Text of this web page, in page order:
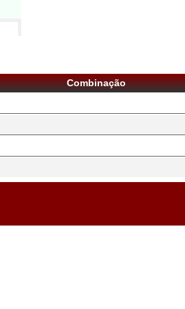
Combinação